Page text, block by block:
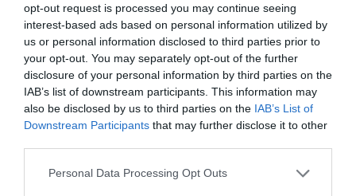
opt-out request is processed you may continue seeing
interest-based ads based on personal information utilized by
us or personal information disclosed to third parties prior to
your opt-out. You may separately opt-out of the further
disclosure of your personal information by third parties on the
IAB’s list of downstream participants. This information may
also be disclosed by us to third parties on the IAB’s List of
Downstream Participants that may further disclose it to other
Personal Data Processing Opt Outs
– Οι δηλώσεις συμμετοχής είναι προσωπικές και δεν
μεταφέρονται σε τρίτους σε καμία φάση της περιόδου
εγγραφών.​
– Σε περίπτωση που συμμετέχοντας ενώ έχει ολοκληρώσει
την εγγραφή του δεν κατέχει όλα όσα αναφέρονται στην
παράγραφο «Δικαίωμα συμμετοχής», δεν θα του
παραδίδεται το πακέτο συμμετοχής και δεν θα